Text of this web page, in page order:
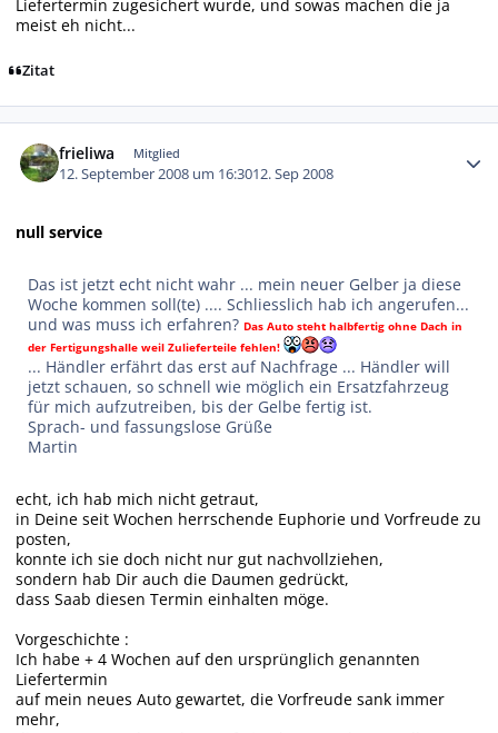
Liefertermin zugesichert wurde, und sowas machen die ja
meist eh nicht...
Zitat
frieliwa Mitglied
12. September 2008 um 16:3012. Sep 2008
null service
Das ist jetzt echt nicht wahr ... mein neuer Gelber ja diese
Woche kommen soll(te) .... Schliesslich hab ich angerufen...
und was muss ich erfahren?Das Auto steht halbfertig ohne Dach in
der Fertigungshalle weil Zulieferteile fehlen!
... Händler erfährt das erst auf Nachfrage ... Händler will
jetzt schauen, so schnell wie möglich ein Ersatzfahrzeug
für mich aufzutreiben, bis der Gelbe fertig ist.
Sprach- und fassungslose Grüße
Martin
echt, ich hab mich nicht getraut,
in Deine seit Wochen herrschende Euphorie und Vorfreude zu
posten,
konnte ich sie doch nicht nur gut nachvollziehen,
sondern hab Dir auch die Daumen gedrückt,
dass Saab diesen Termin einhalten möge.
Vorgeschichte :
Ich habe + 4 Wochen auf den ursprünglich genannten
Liefertermin
auf mein neues Auto gewartet, die Vorfreude sank immer
mehr,